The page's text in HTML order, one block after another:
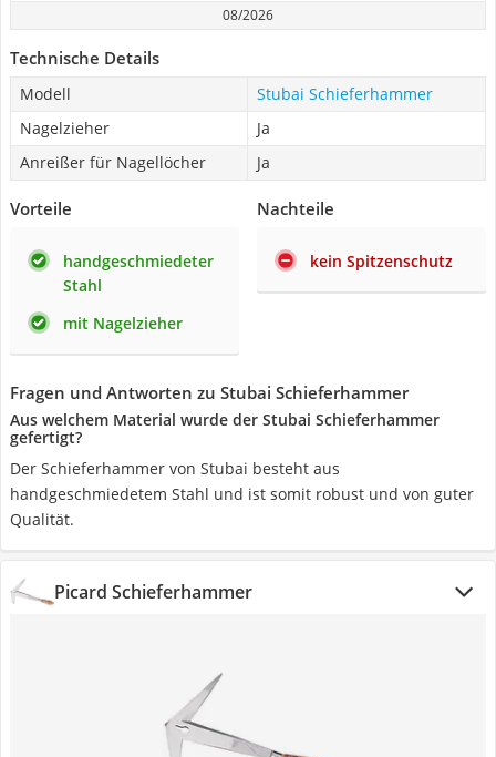
08/2026
Technische Details
Modell
Stubai Schieferhammer
Nagelzieher
Ja
Anreißer für Nagellöcher
Ja
Vorteile
handgeschmiedeter
Stahl
mit Nagelzieher
Nachteile
kein Spitzenschutz
Fragen und Antworten zu Stubai Schieferhammer
Aus welchem Material wurde der Stubai Schieferhammer
gefertigt?
Der Schieferhammer von Stubai besteht aus
handgeschmiedetem Stahl und ist somit robust und von guter
Qualität.
Picard Schieferhammer